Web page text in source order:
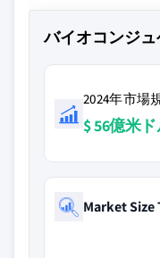
バイオコンジ
2024年市場
$ 56億米
Market Size